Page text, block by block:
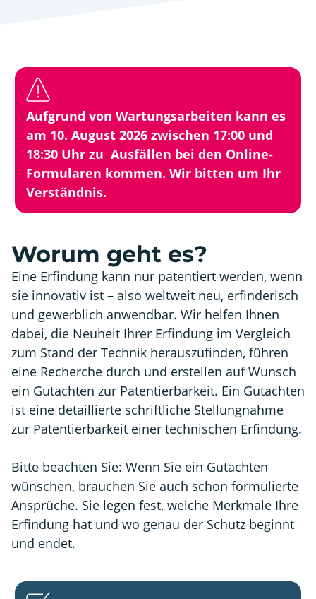
Aufgrund von Wartungsarbeiten kann es
am 10. August 2026 zwischen 17:00 und
18:30 Uhr zu Ausfällen bei den Online-
Formularen kommen. Wir bitten um Ihr
Verständnis.
Worum geht es?
Eine Erfindung kann nur patentiert werden, wenn
sie innovativ ist – also weltweit neu, erfinderisch
und gewerblich anwendbar. Wir helfen Ihnen
dabei, die Neuheit Ihrer Erfindung im Vergleich
zum Stand der Technik herauszufinden, führen
eine Recherche durch und erstellen auf Wunsch
ein Gutachten zur Patentierbarkeit. Ein Gutachten
ist eine detaillierte schriftliche Stellungnahme
zur Patentierbarkeit einer technischen Erfindung.
Bitte beachten Sie: Wenn Sie ein Gutachten
wünschen, brauchen Sie auch schon formulierte
Ansprüche. Sie legen fest, welche Merkmale Ihre
Erfindung hat und wo genau der Schutz beginnt
und endet.